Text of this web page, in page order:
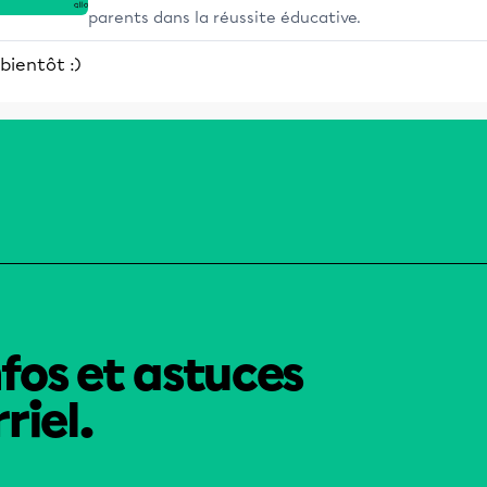
parents dans la réussite éducative.
:)
et astuces